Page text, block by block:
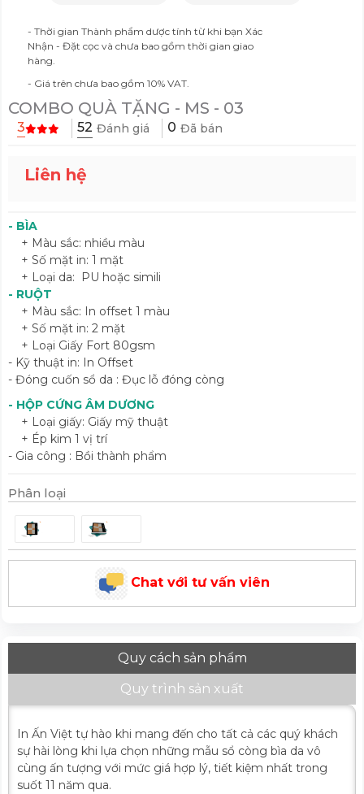
- Thời gian Thành phẩm dược tính từ khi bạn Xác
Nhận - Đặt cọc và chưa bao gồm thời gian giao
hàng.
- Giá trên chưa bao gồm 10% VAT.
COMBO QUÀ TẶNG - MS - 03
3 52 Đánh giá 0 Đã bán
Liên hệ
- BÌA
+ Màu sắc: nhiều màu
+ Số mặt in: 1 mặt
+ Loại da: PU hoặc simili
- RUỘT
+ Màu sắc: In offset 1 màu
+ Số mặt in: 2 mặt
+ Loại Giấy Fort 80gsm
- Kỹ thuật in: In Offset
- Đóng cuốn sổ da : Đục lỗ đóng còng
- HỘP CỨNG ÂM DƯƠNG
+ Loại giấy: Giấy mỹ thuật
+ Ép kim 1 vị trí
- Gia công : Bồi thành phẩm
Phân loại
Chat với tư vấn viên
Quy cách sản phẩm
Quy trình sản xuất
In Ấn Việt tự hào khi mang đến cho tất cả các quý khách
sự hài lòng khi lựa chọn những mẫu sổ còng bìa da vô
cùng ấn tượng với mức giá hợp lý, tiết kiệm nhất trong
suốt 11 năm qua.